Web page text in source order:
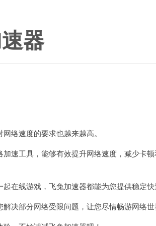
器
络速度的要求也越来越高。
速工具，能够有效提升网络速度，减少卡
线游戏，飞兔加速器都能为您提供稳定快
部分网络受限问题，让您尽情畅游网络世